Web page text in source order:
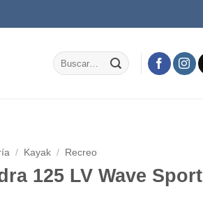
Buscar
por:
/ Kayak / Recreo
125 LV Wave Sport